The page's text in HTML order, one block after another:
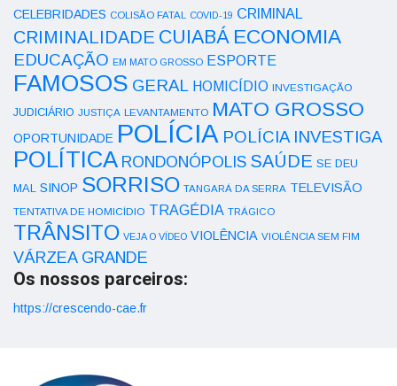
CELEBRIDADES COLISÃO FATAL COVID-19 CRIMINAL
CRIMINALIDADE CUIABÁ ECONOMIA
EDUCAÇÃO EM MATO GROSSO ESPORTE
FAMOSOS GERAL HOMICÍDIO INVESTIGAÇÃO
JUDICIÁRIO JUSTIÇA LEVANTAMENTO MATO GROSSO
OPORTUNIDADE POLÍCIA POLÍCIA INVESTIGA
POLÍTICA RONDONÓPOLIS SAÚDE SE DEU
MAL SINOP SORRISO TANGARÁ DA SERRA TELEVISÃO
TENTATIVA DE HOMICÍDIO TRAGÉDIA TRÁGICO
TRÂNSITO VEJA O VÍDEO VIOLÊNCIA VIOLÊNCIA SEM FIM
VÁRZEA GRANDE
Os nossos parceiros:
https://crescendo-cae.fr